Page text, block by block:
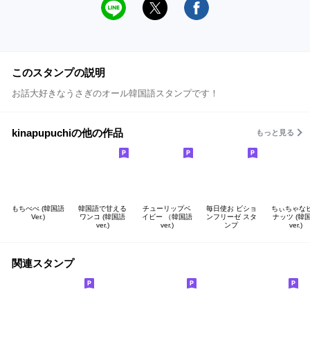
このスタンプの説明
お話大好きなうさぎのオール韓国語スタンプです！
kinapupuchiの他の作品 もっと見る
もちべべ (韓国語
Ver.)
韓国語で甘える
ワンコ (韓国語
ver.)
チューリップベ
イビー （韓国語
ver.)
毎日使お ビショ
ンフリーゼ スタ
ンプ
ちぃちゃな
ナッツ (韓
ver.)
関連スタンプ